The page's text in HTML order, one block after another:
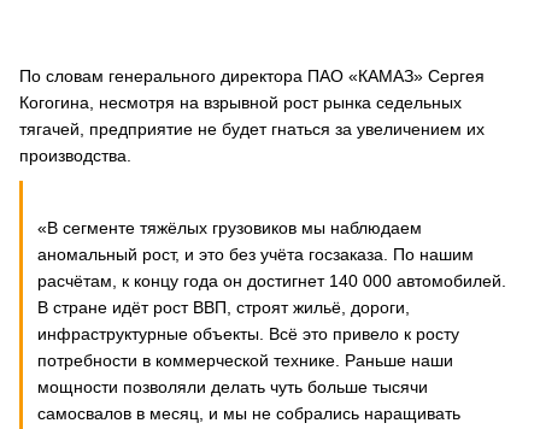
По словам генерального директора ПАО «КАМАЗ» Сергея
Когогина, несмотря на взрывной рост рынка седельных
тягачей, предприятие не будет гнаться за увеличением их
производства.
«В сегменте тяжёлых грузовиков мы наблюдаем
аномальный рост, и это без учёта госзаказа. По нашим
расчётам, к концу года он достигнет 140 000 автомобилей.
В стране идёт рост ВВП, строят жильё, дороги,
инфраструктурные объекты. Всё это привело к росту
потребности в коммерческой технике. Раньше наши
мощности позволяли делать чуть больше тысячи
самосвалов в месяц, и мы не собрались наращивать